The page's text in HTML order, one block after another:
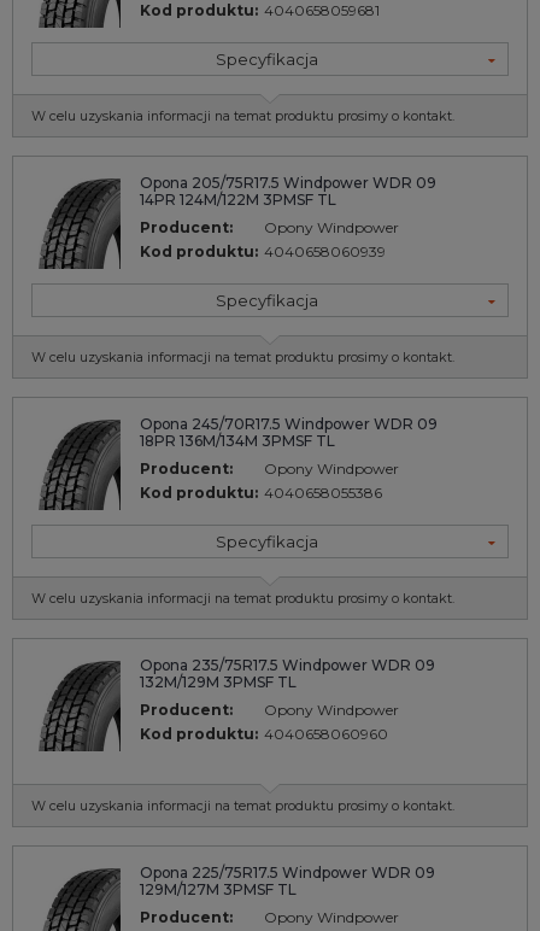
Kod produktu: 4040658059681
Specyfikacja
W celu uzyskania informacji na temat produktu prosimy o kontakt.
Opona 205/75R17.5 Windpower WDR 09
14PR 124M/122M 3PMSF TL
Producent:
Opony Windpower
Kod produktu: 4040658060939
Specyfikacja
W celu uzyskania informacji na temat produktu prosimy o kontakt.
Opona 245/70R17.5 Windpower WDR 09
18PR 136M/134M 3PMSF TL
Producent:
Opony Windpower
Kod produktu: 4040658055386
Specyfikacja
W celu uzyskania informacji na temat produktu prosimy o kontakt.
Opona 235/75R17.5 Windpower WDR 09
132M/129M 3PMSF TL
Producent:
Opony Windpower
Kod produktu: 4040658060960
W celu uzyskania informacji na temat produktu prosimy o kontakt.
Opona 225/75R17.5 Windpower WDR 09
129M/127M 3PMSF TL
Producent:
Opony Windpower